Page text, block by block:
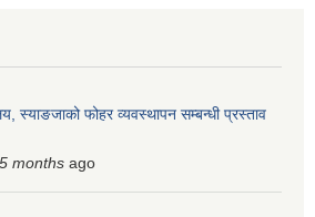
स्याङजाको फोहर व्यवस्थापन सम्बन्धी प्रस्ताव
months ago